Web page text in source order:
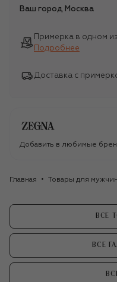
Ваш город Москва
Примерка в одном
Подробнее
Доставка с
Добавить в любимые
Главная Товары для мужчин
ВСЕ
ВСЕ